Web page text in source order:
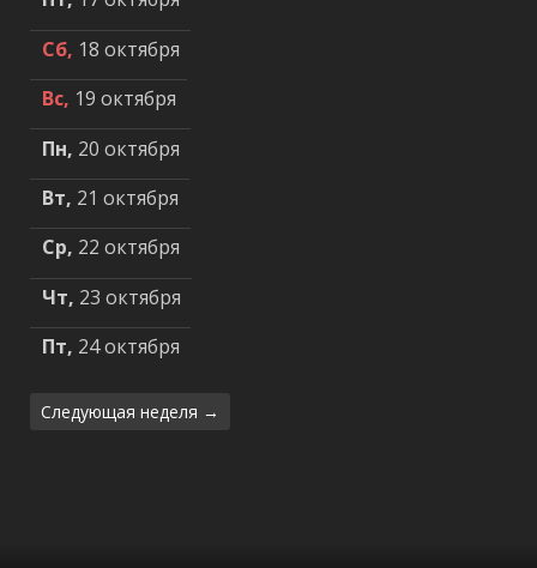
Сб, 18 октября
Вс, 19 октября
Пн, 20 октября
Вт, 21 октября
Ср, 22 октября
Чт, 23 октября
Пт, 24 октября
Следующая неделя →